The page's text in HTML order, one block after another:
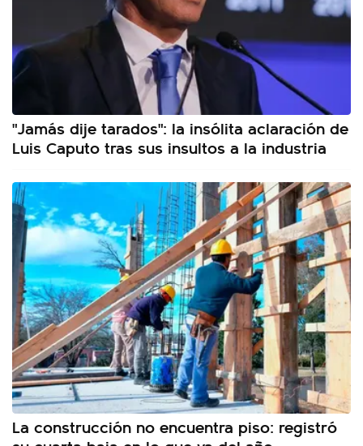
"Jamás dije tarados": la insólita aclaración de
Luis Caputo tras sus insultos a la industria
La construcción no encuentra piso: registró